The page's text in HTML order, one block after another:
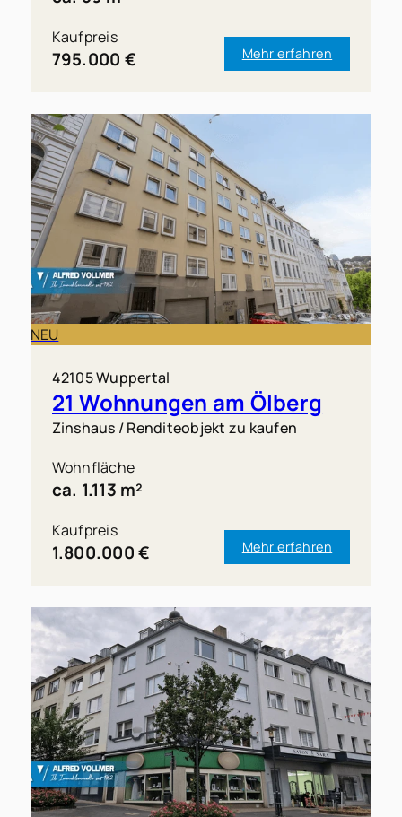
Kaufpreis
795.000 € Mehr erfahren
NEU
42105 Wuppertal
21 Wohnungen am Ölberg
Zinshaus / Renditeobjekt zu kaufen
Wohnfläche
ca. 1.113 m²
Kaufpreis
1.800.000 € Mehr erfahren